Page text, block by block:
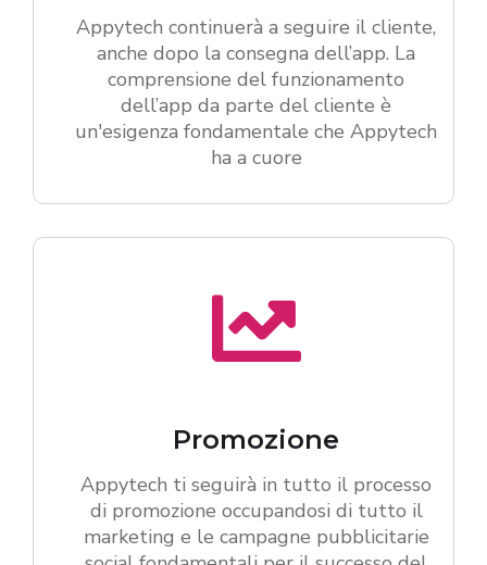
Appytech continuerà a seguire il cliente,
anche dopo la consegna dell’app. La
comprensione del funzionamento
dell’app da parte del cliente è
un'esigenza fondamentale che Appytech
ha a cuore
Promozione
Appytech ti seguirà in tutto il processo
di promozione occupandosi di tutto il
marketing e le campagne pubblicitarie